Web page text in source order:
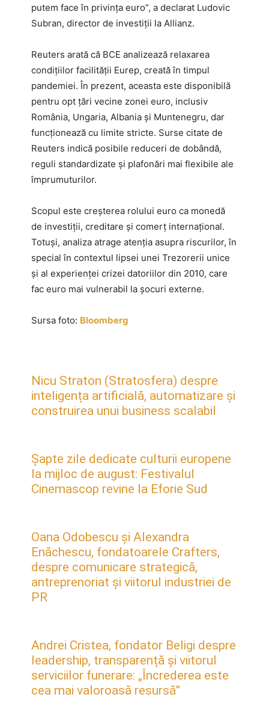
putem face în privinţa euro”, a declarat Ludovic
Subran, director de investiții la Allianz.
Reuters arată că BCE analizează relaxarea
condițiilor facilității Eurep, creată în timpul
pandemiei. În prezent, aceasta este disponibilă
pentru opt țări vecine zonei euro, inclusiv
România, Ungaria, Albania și Muntenegru, dar
funcționează cu limite stricte. Surse citate de
Reuters indică posibile reduceri de dobândă,
reguli standardizate și plafonări mai flexibile ale
împrumuturilor.
Scopul este creșterea rolului euro ca monedă
de investiții, creditare și comerț internațional.
Totuși, analiza atrage atenția asupra riscurilor, în
special în contextul lipsei unei Trezorerii unice
și al experienței crizei datoriilor din 2010, care
fac euro mai vulnerabil la șocuri externe.
Sursa foto: Bloomberg
Nicu Straton (Stratosfera) despre
inteligența artificială, automatizare și
construirea unui business scalabil
Șapte zile dedicate culturii europene
la mijloc de august: Festivalul
Cinemascop revine la Eforie Sud
Oana Odobescu și Alexandra
Enăchescu, fondatoarele Crafters,
despre comunicare strategică,
antreprenoriat și viitorul industriei de
PR
Andrei Cristea, fondator Beligi despre
leadership, transparență și viitorul
serviciilor funerare: „Încrederea este
cea mai valoroasă resursă”